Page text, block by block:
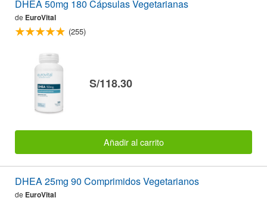
DHEA 50mg 180 Cápsulas Vegetarianas
de EuroVital
(255)
S/118.30
Añadir al carrito
DHEA 25mg 90 Comprimidos Vegetarianos
de EuroVital